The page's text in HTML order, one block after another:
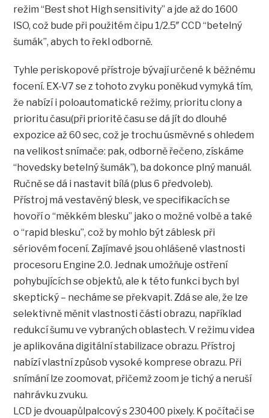
režim “Best shot High sensitivity” a jde až do 1600
ISO, což bude při použitém čipu 1/2.5″ CCD “betelný
šumák”, abych to řekl odborně.
Tyhle periskopové přístroje bývají určené k běžnému
focení. EX-V7 se z tohoto zvyku poněkud vymyká tím,
že nabízí i poloautomatické režimy, prioritu clony a
prioritu času(při prioritě času se dá jít do dlouhé
expozice až 60 sec, což je trochu úsměvné s ohledem
na velikost snímače: pak, odborně řečeno, získáme
“hovedsky betelný šumák”), ba dokonce plný manuál.
Ručně se dá i nastavit bílá (plus 6 předvoleb).
Přístroj má vestavěný blesk, ve specifikacích se
hovoří o “měkkém blesku” jako o možné volbě a také
o “rapid blesku”, což by mohlo být záblesk při
sériovém focení. Zajímavé jsou ohlášené vlastnosti
procesoru Engine 2.0. Jednak umožňuje ostření
pohybujících se objektů, ale k této funkci bych byl
skeptický – necháme se překvapit. Zdá se ale, že lze
selektivně měnit vlastnosti části obrazu, například
redukcí šumu ve vybraných oblastech. V režimu videa
je aplikována digitální stabilizace obrazu. Přístroj
nabízí vlastní způsob vysoké komprese obrazu. Při
snímání lze zoomovat, přičemž zoom je tichý a neruší
nahrávku zvuku.
LCD je dvouapůlpalcový s 230400 pixely. K počítači se